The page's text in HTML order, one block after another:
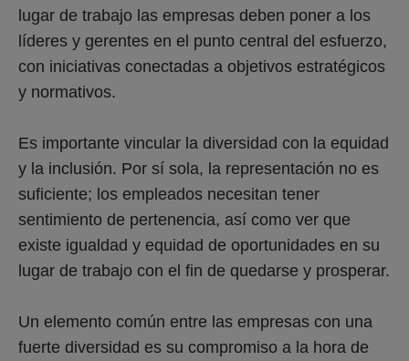
lugar de trabajo las empresas deben poner a los
líderes y gerentes en el punto central del esfuerzo,
con iniciativas conectadas a objetivos estratégicos
y normativos.
Es importante vincular la diversidad con la equidad
y la inclusión. Por sí sola, la representación no es
suficiente; los empleados necesitan tener
sentimiento de pertenencia, así como ver que
existe igualdad y equidad de oportunidades en su
lugar de trabajo con el fin de quedarse y prosperar.
Un elemento común entre las empresas con una
fuerte diversidad es su compromiso a la hora de